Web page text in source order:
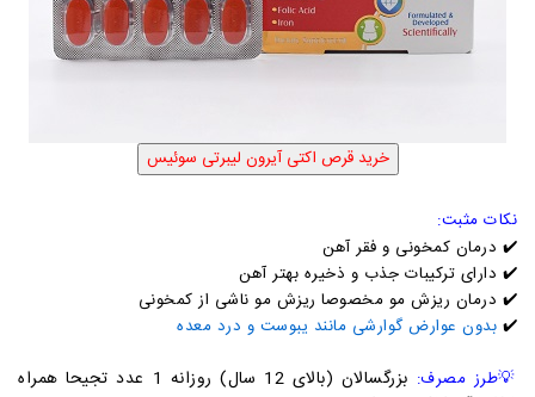
نکات مثبت:
✔️ درمان کمخونی و فقر آهن
✔️ دارای ترکیبات جذب و ذخیره بهتر آهن
✔️ درمان ریزش مو مخصوصا ریزش مو ناشی از کمخونی
✔️ بدون عوارض گوارشی مانند یبوست و درد معده
💡طرز مصرف:
بزرگسالان (بالای 12 سال) روزانه 1 عدد تجیحا همراه